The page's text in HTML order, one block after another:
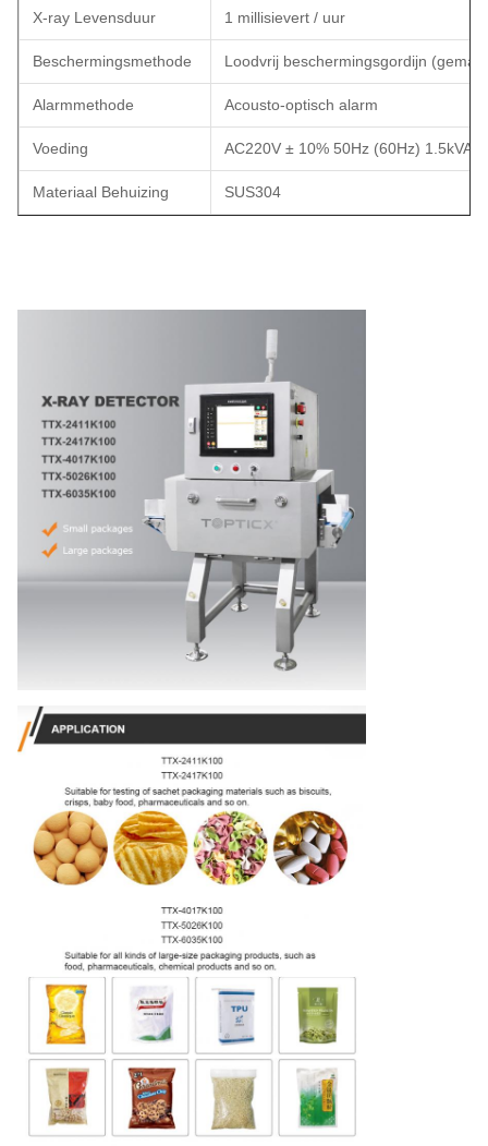
X-ray Levensduur 1 millisievert / uur
Beschermingsmethode Loodvrij beschermingsgordijn
Alarmmethode Acousto-optisch alarm
Voeding AC220V ± 10% 50Hz (60Hz) 1.5kVA
Materiaal Behuizing SUS304